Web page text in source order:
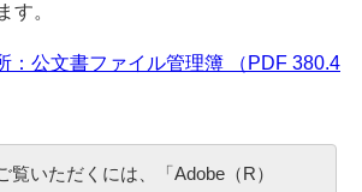
す。
：公文書ファイル管理簿 （PDF 380.4
覧いただくには、「Adobe（R）